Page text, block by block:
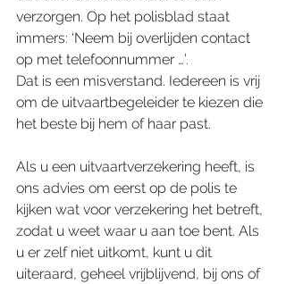
verzorgen. Op het polisblad staat
immers: ‘Neem bij overlijden contact
op met telefoonnummer …’.
Dat is een misverstand. Iedereen is vrij
om de uitvaartbegeleider te kiezen die
het beste bij hem of haar past.
Als u een uitvaartverzekering heeft, is
ons advies om eerst op de polis te
kijken wat voor verzekering het betreft,
zodat u weet waar u aan toe bent. Als
u er zelf niet uitkomt, kunt u dit
uiteraard, geheel vrijblijvend, bij ons of